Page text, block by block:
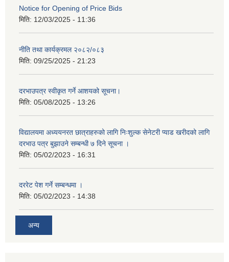
Notice for Opening of Price Bids
मिति: 12/03/2025 - 11:36
नीति तथा कार्यक्रमल २०८२/०८३
मिति: 09/25/2025 - 21:23
दरभाउपत्र स्वीकृत गर्ने आशयको सूचना।
मिति: 05/08/2025 - 13:26
विद्यालयमा अध्ययनरत छात्राहरुको लागि निःशुल्क सेनेटरी प्याड खरीदको लागि
दरभाउ पत्र बुझाउने सम्बन्धी ७ दिने सूचना ।
मिति: 05/02/2023 - 16:31
दररेट पेश गर्ने सम्बन्धमा ।
मिति: 05/02/2023 - 14:38
अन्य